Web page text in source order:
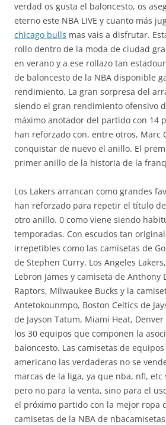
verdad os gusta el baloncesto, os
eterno este NBA LIVE y cuanto más
chicago bulls mas vais a disfrutar.
rollo dentro de la moda de ciudad
en verano y a ese rollazo tan
de baloncesto de la NBA disponible
rendimiento. La gran sorpresa del
siendo el gran rendimiento ofensivo
máximo anotador del partido con 14
han reforzado con, entre otros, Marc
conquistar de nuevo el anillo. El
primer anillo de la historia de la
Los Lakers arrancan como grandes
han reforzado para repetir el título
otro anillo. 0 como viene siendo
temporadas. Con escudos tan
irrepetibles como las camisetas de
de Stephen Curry, Los Angeles
Lebron James y camiseta de Anthony
Raptors, Milwaukee Bucks y la
Antetokounmpo, Boston Celtics de
de Jayson Tatum, Miami Heat,
los 30 equipos que componen la
baloncesto. Las camisetas de
americano las verdaderas no se
marcas de la liga, ya que nba, nfl, etc
pero no para la venta, sino para el
el próximo partido con la mejor ropa
camisetas de la NBA de